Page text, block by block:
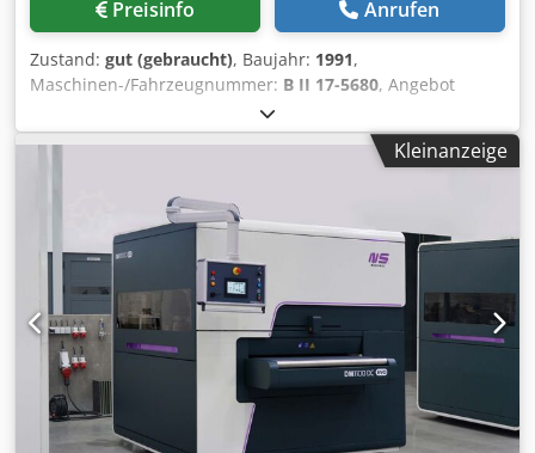
Preisinfo Anrufen
Zustand: gut (gebraucht), Baujahr: 1991,
Maschinen-/Fahrzeugnummer: B II 17-5680, Angebot
26901 Technische Daten: - Bürstendurchmesser 250 mm -
Bürstenbreite 60 mm Cedpfx Aezrvxwebkjrf -
Scheibengeschwindigkeit 1500 / 3000 U/min - Antrieb 400
höhenverstellbar - Arbeitshöhe 900 mm - Platzbedarf ca. B
720 x H 1150 x T 450 mm - Gewicht ca. 180 kg
Kleinanzeige